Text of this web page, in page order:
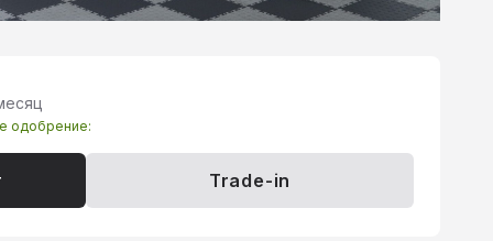
одобрение:
Trade-in